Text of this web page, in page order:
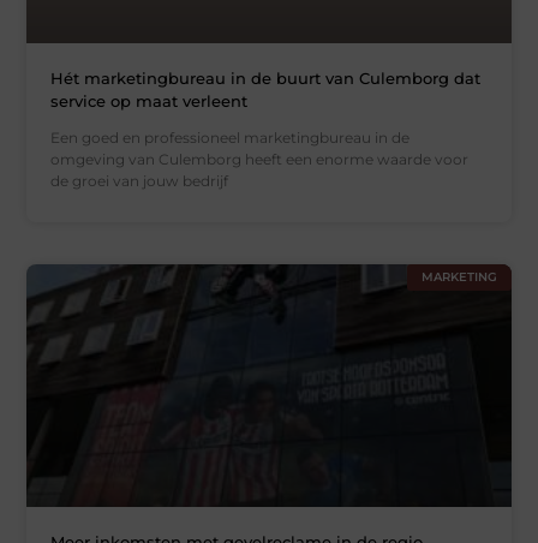
Hét marketingbureau in de buurt van Culemborg dat
service op maat verleent
Een goed en professioneel marketingbureau in de
omgeving van Culemborg heeft een enorme waarde voor
de groei van jouw bedrijf
MARKETING